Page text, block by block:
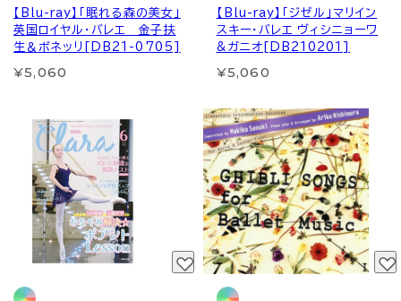
【Blu-ray】「眠れる森の美女」
英国ロイヤル・バレエ 金子扶
生＆ボネッリ[DB21-0705]
¥5,060
【Blu-ray】「ジゼル」マリイン
スキー・バレエ ヴィシニョーワ
&ガニオ[DB210201]
¥5,060